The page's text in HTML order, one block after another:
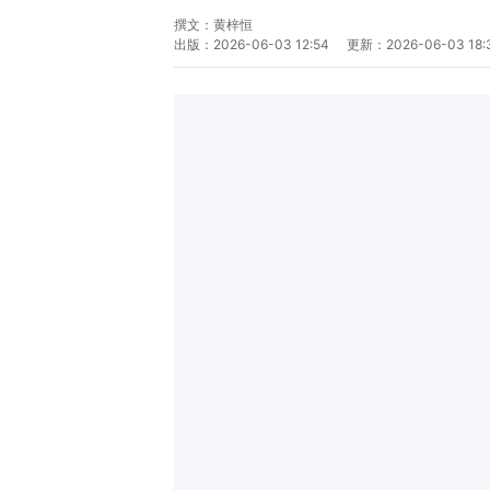
撰文： 黄梓恒
出版： 2026-06-03 12:54 更新： 2026-06-03